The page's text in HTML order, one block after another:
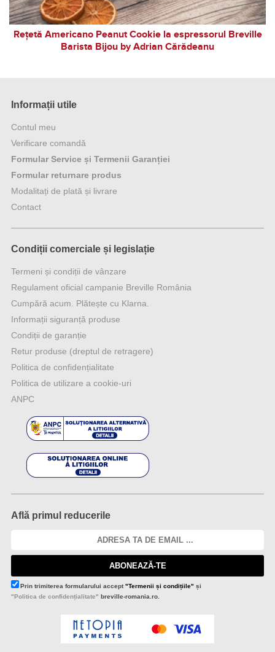
Rețetă Americano Peanut Cookie la espressorul Breville
Barista Bijou by Adrian Cărădeanu
Informații utile
Contul meu
Verificare comandă
Formular Service și Termenii Garanției
Formular returnare produs
Modalitați de plată și livrare
Contact
Condiții comerciale și legislație
Termeni și condiții de vânzare
Regulament oficial campanie Breville România
Cumpără acum. Plătește cu Klarna.
Informații siguranță produse
Condiții de garanție
Retur produse (dreptul de retragere)
Politica de confidențialitate
Politica de utilizare a cookie-uri
ANPC
Află primul reducerile
ABONEAZĂ-TE
Prin trimiterea formularului accept"Termenii și condițiile" și
"Politica de confidențialitate" breville-romania.ro.